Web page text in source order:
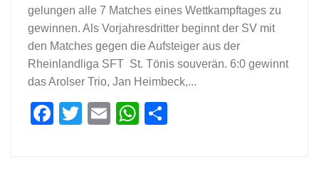
gelungen alle 7 Matches eines Wettkampftages zu
gewinnen. Als Vorjahresdritter beginnt der SV mit
den Matches gegen die Aufsteiger aus der
Rheinlandliga SFT St. Tönis souverän. 6:0 gewinnt
das Arolser Trio, Jan Heimbeck,...
Facebook
Twitter
EmailWhatsApp